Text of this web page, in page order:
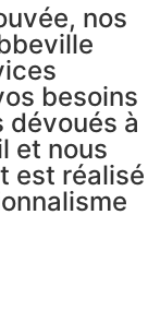
nos
besoins
dévoués à
et nous
est réalisé